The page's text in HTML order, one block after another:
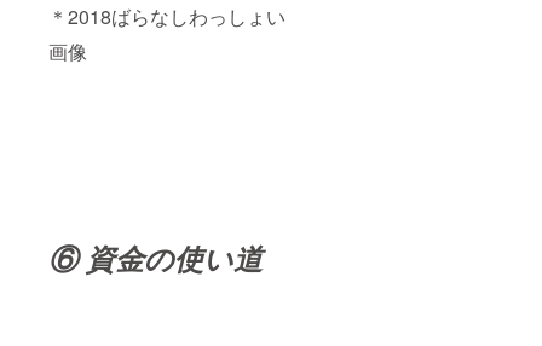
＊2018ばらなしわっしょい
画像
⑥ 資金の使い道